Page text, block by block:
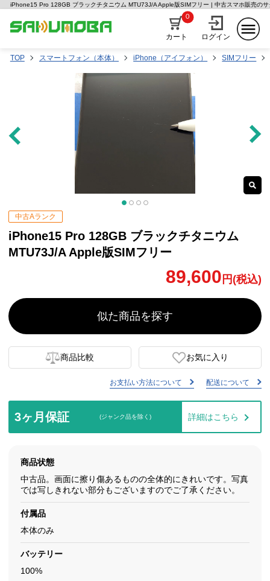
iPhone15 Pro 128GB ブラックチタニウム MTU73J/A Apple版SIMフリー | 中古スマホ販売のサ
カート
0
ログイン
TOP スマートフォン（本体） iPhone（アイフォン） SIMフリー
中古Aランク
iPhone15 Pro 128GB ブラックチタニウム
MTU73J/A Apple版SIMフリー
89,600 円(税込)
似た商品を探す
商品比較 お気に入り
お支払い方法について 配送について
3ヶ月保証 (ジャンク品を除く) 詳細はこちら
商品状態
中古品。画面に擦り傷あるものの全体的にきれいです。写真
では写しきれない部分もございますのでご了承ください。
付属品
本体のみ
バッテリー
100%